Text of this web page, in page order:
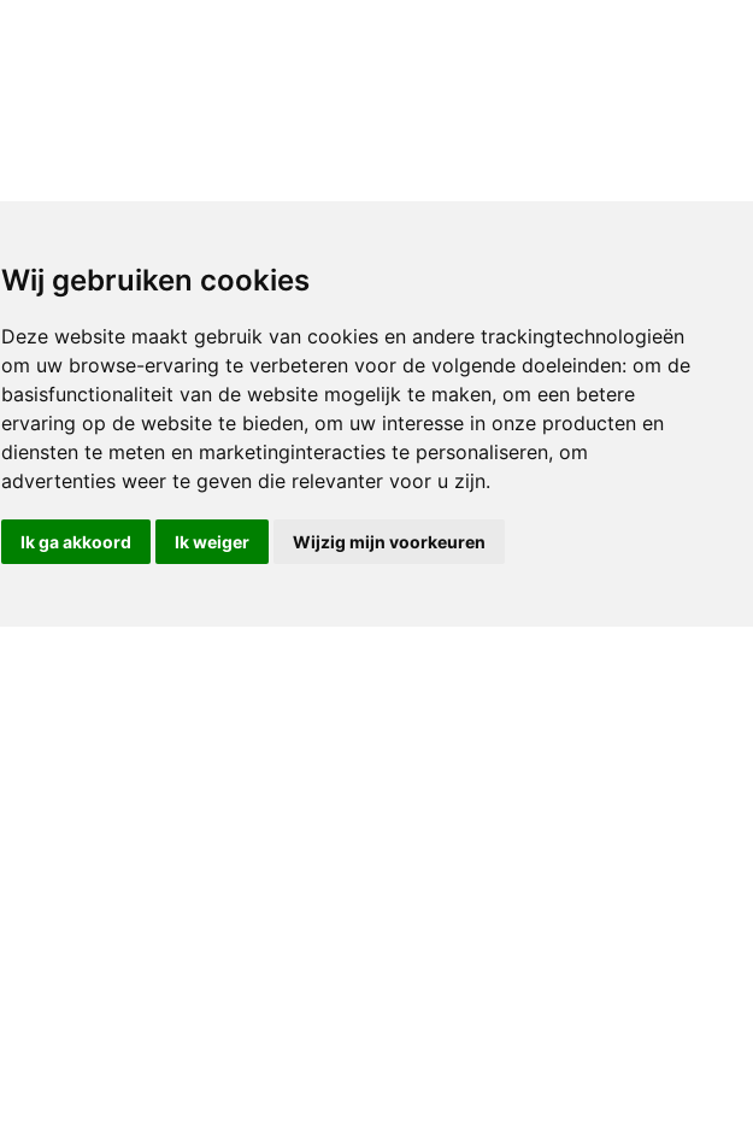
Wij gebruiken cookies
Deze website maakt gebruik van cookies en andere trackingtechnologieën
om uw browse-ervaring te verbeteren voor de volgende doeleinden: om de
basisfunctionaliteit van de website mogelijk te maken, om een betere
ervaring op de website te bieden, om uw interesse in onze producten en
diensten te meten en marketinginteracties te personaliseren, om
advertenties weer te geven die relevanter voor u zijn.
Ik ga akkoord Ik weiger Wijzig mijn voorkeuren